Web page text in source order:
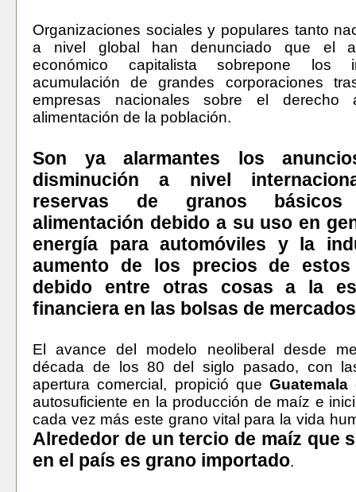
Organizaciones sociales y populares tanto
a nivel global han denunciado que el
económico capitalista sobrepone los
acumulación de grandes corporaciones
empresas nacionales sobre el
alimentación de la población.
Son ya alarmantes los
disminución a nivel
reservas de granos
alimentación debido a su uso en
energía para automóviles y la
aumento de los precios de estos
debido entre otras cosas a la
financiera en las bolsas de
El avance del modelo neoliberal desde
década de los 80 del siglo pasado, con
apertura comercial, propició queGuatemala
autosuficiente en la producción de maíz e
cada vez más este grano vital para la vida
Alrededor de un tercio de maíz que
en el país es grano importado.